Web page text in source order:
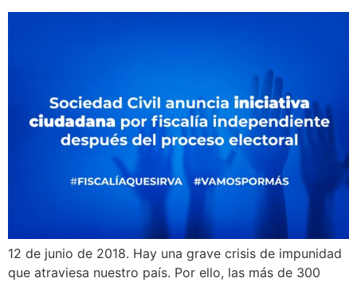
12 de junio de 2018. Hay una grave crisis de impunidad
que atraviesa nuestro país. Por ello, las más de 300